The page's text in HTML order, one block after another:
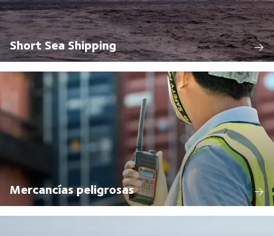
Short Sea Shipping
Mercancías peligrosas